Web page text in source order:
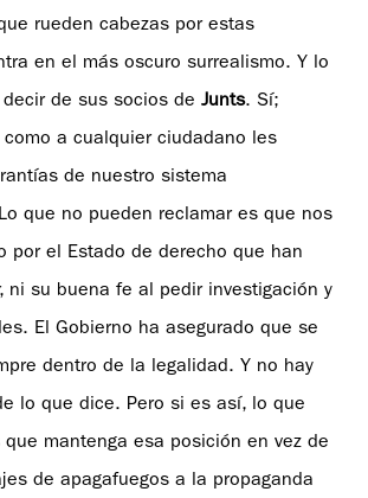
rueden cabezas por estas
en el más oscuro surrealismo. Y lo
de sus socios de Junts. Sí;
a cualquier ciudadano les
de nuestro sistema
que no pueden reclamar es que nos
por el Estado de derecho que han
ni su buena fe al pedir investigación y
El Gobierno ha asegurado que se
dentro de la legalidad. Y no hay
lo que dice. Pero si es así, lo que
mantenga esa posición en vez de
de apagafuegos a la propaganda